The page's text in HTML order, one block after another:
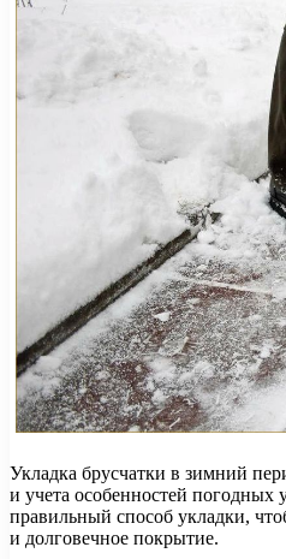
Укладка брусчатки в зимний
и учета особенностей
правильный способ укладки,
и долговечное покрытие.